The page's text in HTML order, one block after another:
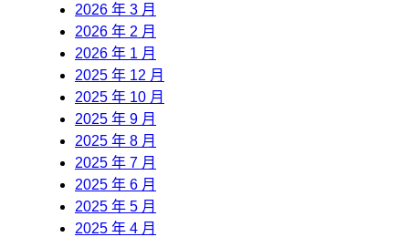
2026 年 3 月
2026 年 2 月
2026 年 1 月
2025 年 12 月
2025 年 10 月
2025 年 9 月
2025 年 8 月
2025 年 7 月
2025 年 6 月
2025 年 5 月
2025 年 4 月